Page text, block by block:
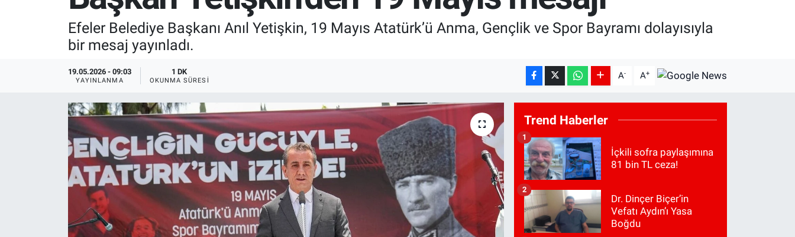
Efeler Belediye Başkanı Anıl Yetişkin, 19 Mayıs Atatürk’ü Anma, Gençlik ve Spor Bayramı dolayısıyla
bir mesaj yayınladı.
19.05.2026 - 09:03
YAYINLANMA
1 DK
OKUNMA SÜRESI A- A+
Trend Haberler
İçkili sofra paylaşımına
81 bin TL ceza!
1
Dr. Dinçer Biçer’in
Vefatı Aydın’ı Yasa
Boğdu
2
RESMİ İLANLAR